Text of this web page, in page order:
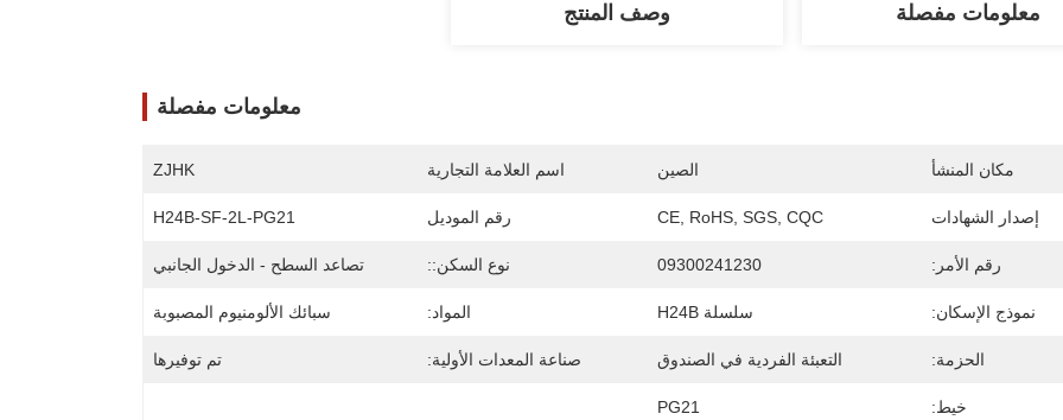
معلومات مفصلة وصف المنتج
معلومات مفصلة
مكان المنشأ الصين اسم العلامة التجارية ZJHK
إصدار الشهادات CE, RoHS, SGS, CQC رقم الموديل H24B-SF-2L-PG21
رقم الأمر: 09300241230 نوع السكن:: تصاعد السطح - الدخول الجانبي
نموذج الإسكان: سلسلة H24B المواد: سبائك الألومنيوم المصبوبة
الحزمة: التعبئة الفردية في الصندوق صناعة المعدات الأولية: تم توفيرها
خيط: PG21